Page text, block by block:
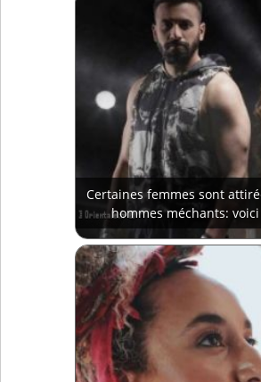
Certaines femmes sont
hommes méchants: